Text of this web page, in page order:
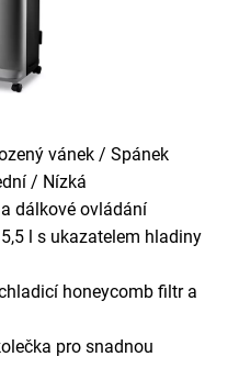
vánek / Spánek
/ Nízká
dálkové ovládání
l s ukazatelem hladiny
honeycomb filtr a
pro snadnou